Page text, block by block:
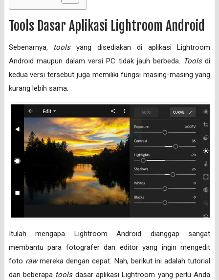
Tools Dasar Aplikasi Lightroom Android
Sebenarnya, toolsyang disediakan di aplikasi Lightroom
Android maupun dalam versi PC tidak jauh berbeda. Toolsdi
kedua versi tersebut juga memiliki fungsi masing-masing yang
kurang lebih sama.
Itulah mengapa Lightroom Android dianggap sangat
membantu para fotografer dan editor yang ingin mengedit
foto rawmereka dengan cepat. Nah, berikut ini adalah tutorial
dari beberapa tools dasar aplikasi Lightroom yang perlu Anda